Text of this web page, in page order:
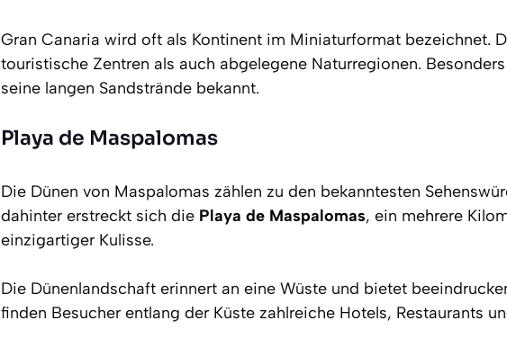
Gran Canaria wird oft als Kontinent im Miniaturformat bezeichnet.
touristische Zentren als auch abgelegene Naturregionen.
seine langen Sandstrände bekannt.
Playa de Maspalomas
Die Dünen von Maspalomas zählen zu den bekanntesten
dahinter erstreckt sich die Playa de Maspalomas, ein mehrere
einzigartiger Kulisse.
Die Dünenlandschaft erinnert an eine Wüste und bietet
finden Besucher entlang der Küste zahlreiche Hotels, Restaurants